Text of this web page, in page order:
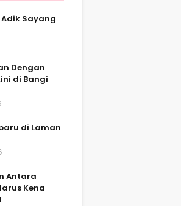
Sayang
Dengan
di Bangi
di Laman
Antara
Kena